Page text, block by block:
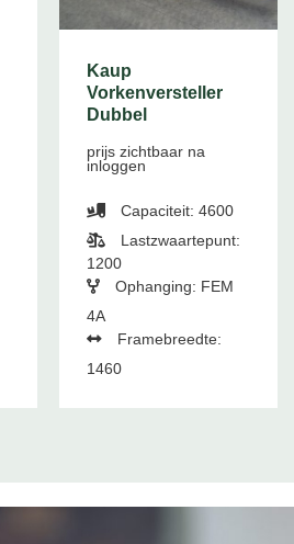
Kaup
Vorkenversteller
Dubbel
prijs zichtbaar na
inloggen
Capaciteit: 4600
Lastzwaartepunt:
1200
Ophanging: FEM
4A
Framebreedte:
1460